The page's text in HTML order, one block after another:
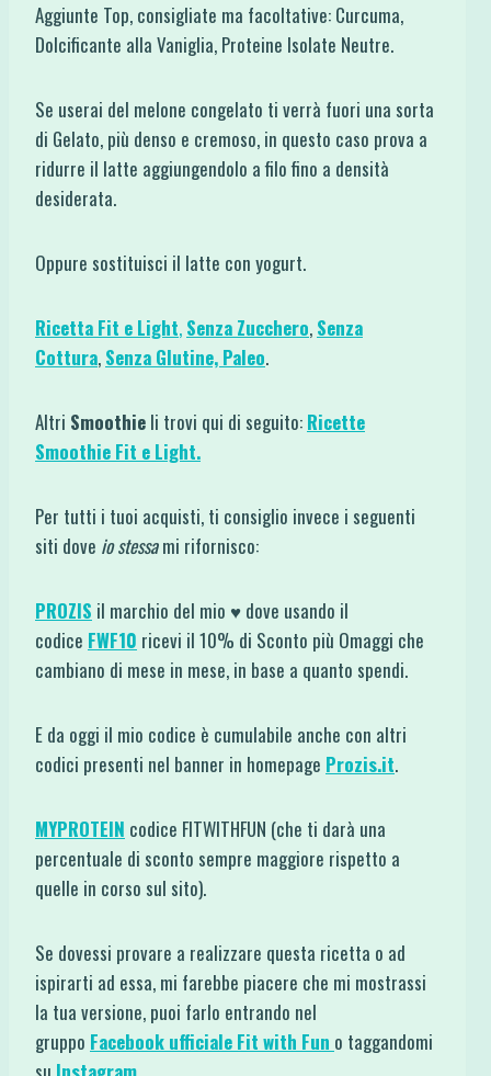
Aggiunte Top, consigliate ma facoltative: Curcuma,
Dolcificante alla Vaniglia, Proteine Isolate Neutre.
Se userai del melone congelato ti verrà fuori una sorta
di Gelato, più denso e cremoso, in questo caso prova a
ridurre il latte aggiungendolo a filo fino a densità
desiderata.
Oppure sostituisci il latte con yogurt.
Ricetta Fit e Light, Senza Zucchero, Senza
Cottura, Senza Glutine, Paleo.
Altri Smoothie li trovi qui di seguito: Ricette
Smoothie Fit e Light.
Per tutti i tuoi acquisti, ti consiglio invece i seguenti
siti dove io stessami rifornisco:
PROZIS il marchio del mio ♥ dove usando il
codice FWF10 ricevi il 10% di Sconto più Omaggi che
cambiano di mese in mese, in base a quanto spendi.
E da oggi il mio codice è cumulabile anche con altri
codici presenti nel banner in homepage Prozis.it.
MYPROTEIN codice FITWITHFUN (che ti darà una
percentuale di sconto sempre maggiore rispetto a
quelle in corso sul sito).
Se dovessi provare a realizzare questa ricetta o ad
ispirarti ad essa, mi farebbe piacere che mi mostrassi
la tua versione, puoi farlo entrando nel
gruppo Facebook ufficiale Fit with Fun o taggandomi